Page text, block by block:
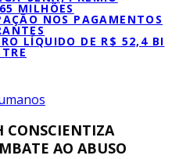
MILHÕES
NOS PAGAMENTOS
LÍQUIDO DE R$ 52,4 BI
CONSCIENTIZA
AO ABUSO